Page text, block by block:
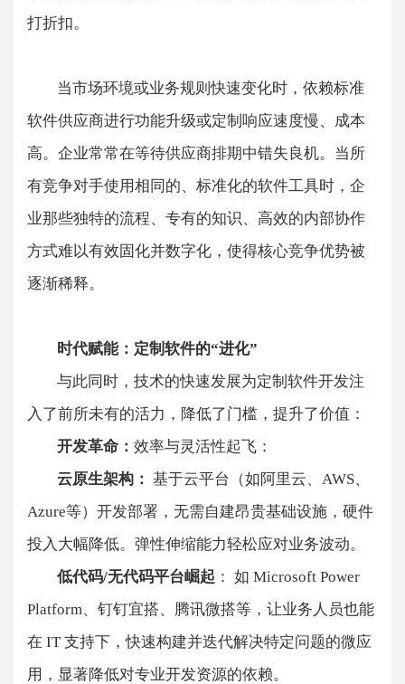
打折扣。
当市场环境或业务规则快速变化时，依赖标准
软件供应商进行功能升级或定制响应速度慢、成本
高。企业常常在等待供应商排期中错失良机。​​当所
有竞争对手使用相同的、标准化的软件工具时，企
业那些独特的流程、专有的知识、高效的内部协作
方式难以有效固化并数字化，使得核心竞争优势被
逐渐稀释。
​​时代赋能：定制软件的“进化”​
与此同时，技术的快速发展为定制软件开发注
入了前所未有的活力，降低了门槛，提升了价值：
​​开发革命：效率与灵活性起飞：​​
​​云原生架构：​​基于云平台（如阿里云、AWS、
Azure等）开发部署，无需自建昂贵基础设施，硬件
投入大幅降低。弹性伸缩能力轻松应对业务波动。
低代码/无代码平台崛起 ：​​ 如 Microsoft Power
Platform、钉钉宜搭、腾讯微搭等，让业务人员也能
在 IT 支持下，快速构建并迭代解决特定问题的微应
用，显著降低对专业开发资源的依赖。